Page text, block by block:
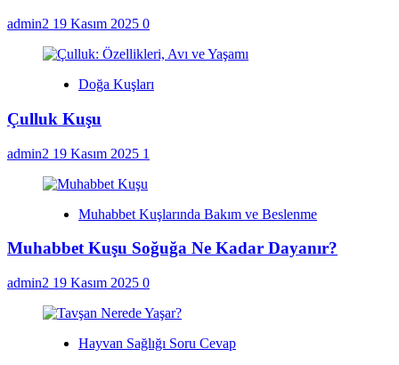
admin2 19 Kasım 2025 0
Doğa Kuşları
Çulluk Kuşu
admin2 19 Kasım 2025 1
Muhabbet Kuşlarında Bakım ve Beslenme
Muhabbet Kuşu Soğuğa Ne Kadar Dayanır?
admin2 19 Kasım 2025 0
Hayvan Sağlığı Soru Cevap